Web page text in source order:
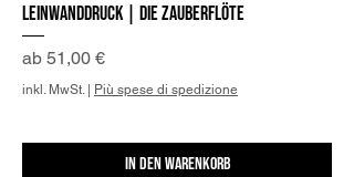
Leinwanddruck | Die Zauberflöte
ab 51,00 €
Sale-Preis
inkl. MwSt.| Più spese di spedizione
In den Warenkorb